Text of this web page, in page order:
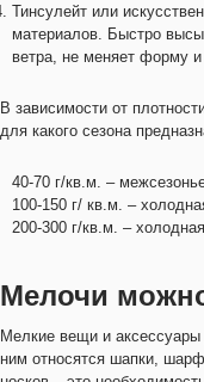
Тинсулейт или
материалов. Быстро
ветра, не меняет форму и
В зависимости от
для какого сезона
40-70 г/кв.м. –
100-150 г/ кв.м. –
200-300 г/кв.м. –
Мелочи
Мелкие вещи и
ним относятся шапки,